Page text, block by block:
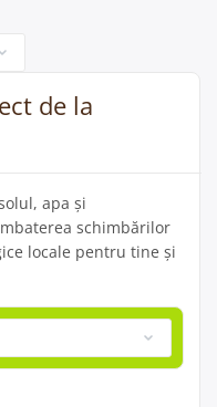
de la
apa și
schimbărilor
locale pentru tine și